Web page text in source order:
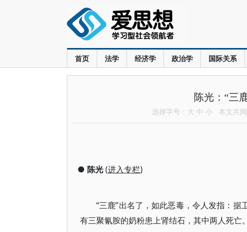
首页 法学 经济学 政治学 国际关系
陈光：“三
选择字号： 大 中 小 本文共
● 陈光(进入专栏)
“三鹿”出名了，如此恶毒，令人发指：
有三聚氰胺的奶粉患上肾结石，其中两人死亡。